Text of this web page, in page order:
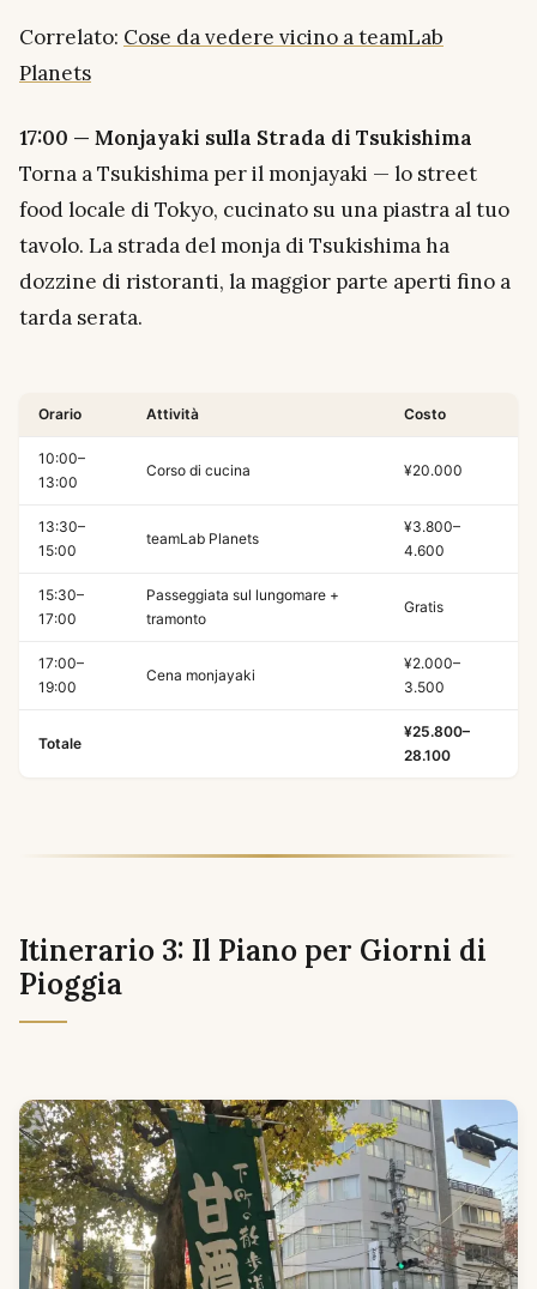
Correlato: Cose da vedere vicino a teamLab
Planets
17:00 — Monjayaki sulla Strada di Tsukishima
Torna a Tsukishima per il monjayaki — lo street
food locale di Tokyo, cucinato su una piastra al tuo
tavolo. La strada del monja di Tsukishima ha
dozzine di ristoranti, la maggior parte aperti fino a
tarda serata.
Orario Attività Costo
10:00–
13:00
Corso di cucina ¥20.000
13:30–
15:00
teamLab Planets
¥3.800–
4.600
15:30–
17:00
Passeggiata sul lungomare +
tramonto
Gratis
17:00–
19:00
Cena monjayaki
¥2.000–
3.500
Totale
¥25.800–
28.100
Itinerario 3: Il Piano per Giorni di
Pioggia